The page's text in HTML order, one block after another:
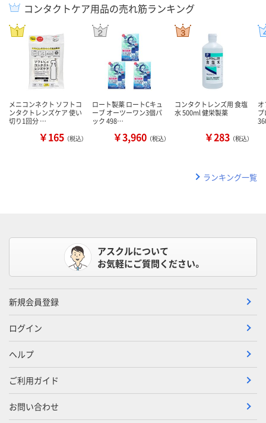
コンタクトケア用品の売れ筋ランキング
メニコンネクト ソフトコ
ンタクトレンズケア 使い
切り1回分 …
￥165 （税込）
ロート製薬 ロートCキュ
ーブ オーツーワン3個パ
ック 498…
￥3,960 （税込）
コンタクトレンズ用 食塩
水 500ml 健栄製薬
￥283 （税込）
ランキング一覧
アスクルについて
お気軽にご質問ください。
新規会員登録
ログイン
ヘルプ
ご利用ガイド
お問い合わせ